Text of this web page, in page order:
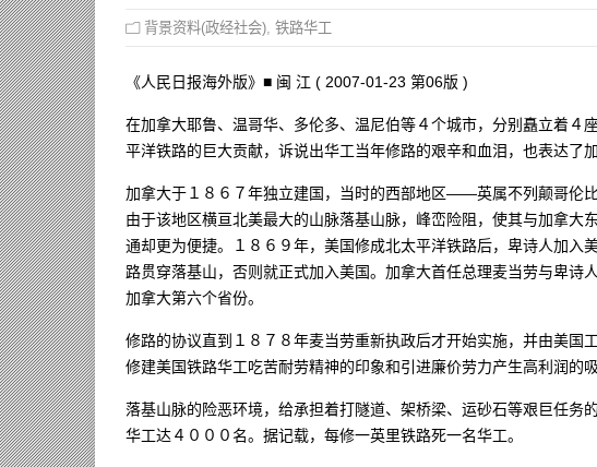
背景资料(政经社会) 铁路华工
《人民日报海外版》■ 闽 江 ( 2007-01-23 第06版 )
在加拿大耶鲁、温哥华、多伦多、温尼伯等４个城市，分别矗立着４
平洋铁路的巨大贡献，诉说出华工当年修路的艰辛和血泪，也表达了
加拿大于１８６７年独立建国，当时的西部地区——英属不列颠哥伦
由于该地区横亘北美最大的山脉落基山脉，峰峦险阻，使其与加拿大
通却更为便捷。１８６９年，美国修成北太平洋铁路后，卑诗人加入
路贯穿落基山，否则就正式加入美国。加拿大首任总理麦当劳与卑诗
加拿大第六个省份。
修路的协议直到１８７８年麦当劳重新执政后才开始实施，并由美国
修建美国铁路华工吃苦耐劳精神的印象和引进廉价劳力产生高利润的
落基山脉的险恶环境，给承担着打隧道、架桥梁、运砂石等艰巨任务
华工达４０００名。据记载，每修一英里铁路死一名华工。